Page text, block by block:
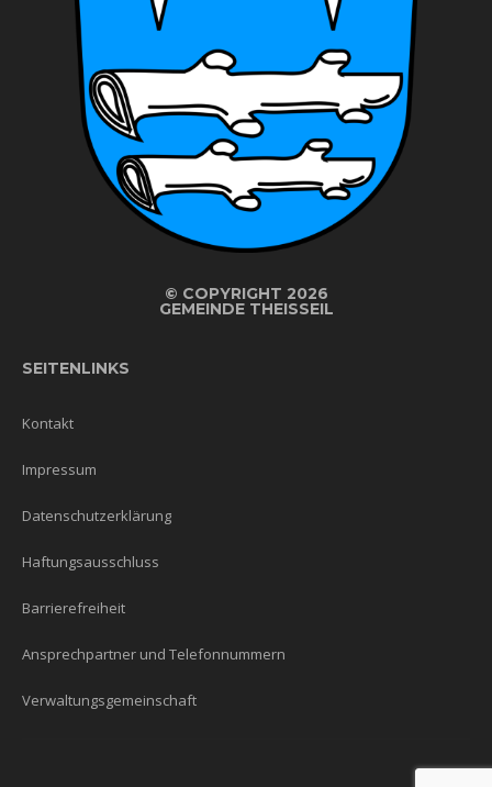
© COPYRIGHT 2026
GEMEINDE THEISSEIL
SEITENLINKS
Kontakt
Impressum
Datenschutzerklärung
Haftungsausschluss
Barrierefreiheit
Ansprechpartner und Telefonnummern
Verwaltungsgemeinschaft